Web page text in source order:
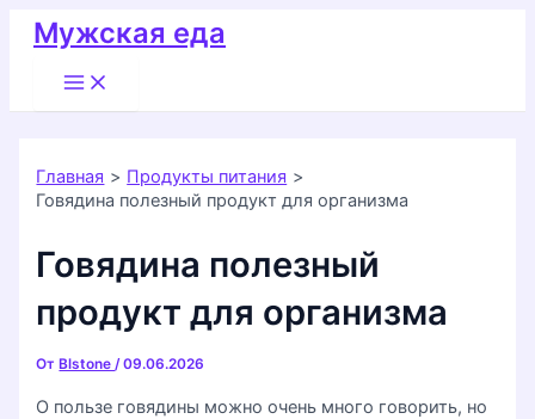
Перейти
содержимому
Мужская еда
Main
Menu
Главная
Продукты питания
Говядина полезный продукт для организма
Говядина полезный
продукт для организма
От Blstone/09.06.2026
О пользе говядины можно очень много говорить, но